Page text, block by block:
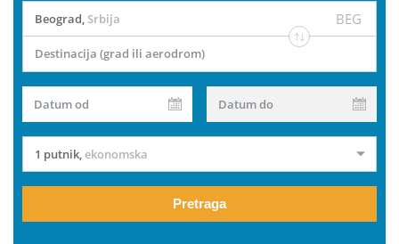
Beograd, Srbija BEG
Destinacija (grad ili aerodrom)
Datum od Datum do
1 putnik,ekonomska
Pretraga